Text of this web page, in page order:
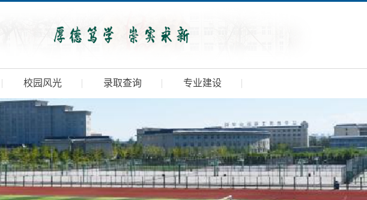
校园风光 录取查询 专业建设